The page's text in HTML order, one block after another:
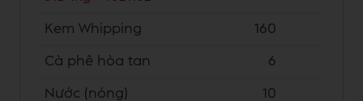
Kem Whipping 160
Cà phê hòa tan 6
Nước (nóng) 10